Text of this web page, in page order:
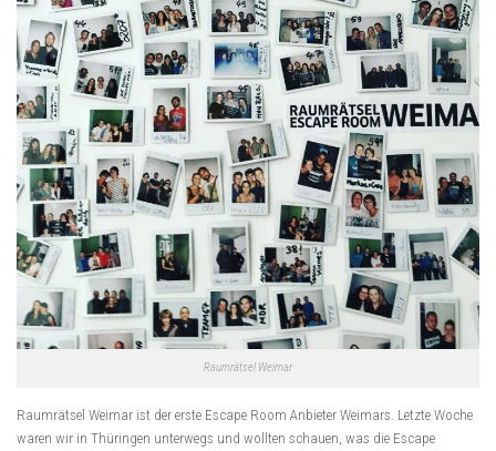
Raumrätsel Weimar
Raumrätsel Weimar ist der erste Escape Room Anbieter Weimars. Letzte Woche
waren wir in Thüringen unterwegs und wollten schauen, was die Escape